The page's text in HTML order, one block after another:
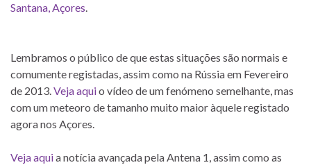
Santana, Açores.
Lembramos o público de que estas situações são normais e
comumente registadas, assim como na Rússia em Fevereiro
de 2013.Veja aquio vídeo de um fenómeno semelhante, mas
com um meteoro de tamanho muito maior àquele registado
agora nos Açores.
Veja aquia notícia avançada pela Antena 1, assim como as